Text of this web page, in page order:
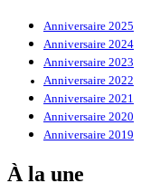
Anniversaire 2025
Anniversaire 2024
Anniversaire 2023
Anniversaire 2022
Anniversaire 2021
Anniversaire 2020
Anniversaire 2019
À la une